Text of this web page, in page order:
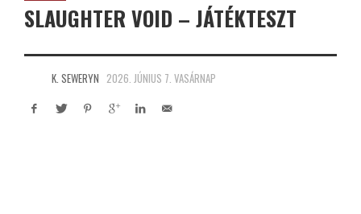
SLAUGHTER VOID – JÁTÉKTESZT
K. SEWERYN 2026. JÚNIUS 7. VASÁRNAP